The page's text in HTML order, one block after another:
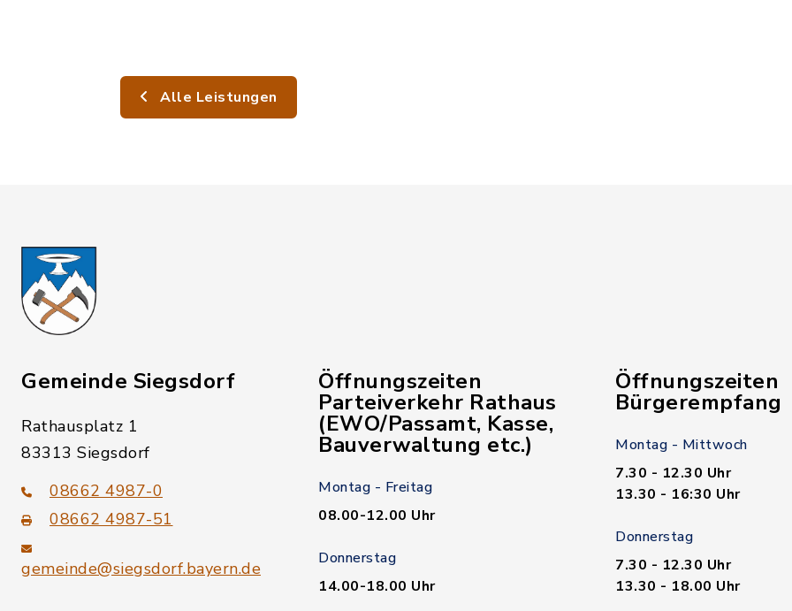
Alle Leistungen
Gemeinde Siegsdorf
Rathausplatz 1
83313 Siegsdorf
08662 4987-0
08662 4987-51
gemeinde@siegsdorf.bayern.de
Öffnungszeiten
Parteiverkehr Rathaus
(EWO/Passamt, Kasse,
Bauverwaltung etc.)
Montag - Freitag
08.00-12.00 Uhr
Donnerstag
14.00-18.00 Uhr
Öffnungszeiten
Bürgerempfang
Montag - Mittwoch
7.30 - 12.30 Uhr
13.30 - 16:30 Uhr
Donnerstag
7.30 - 12.30 Uhr
13.30 - 18.00 Uhr